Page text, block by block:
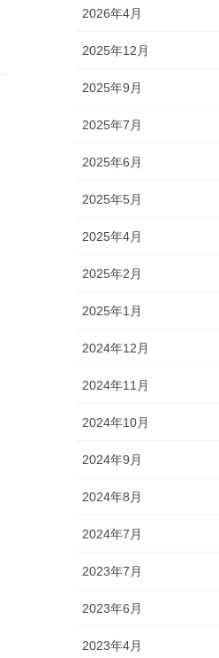
2026年4月
2025年12月
2025年9月
2025年7月
2025年6月
2025年5月
2025年4月
2025年2月
2025年1月
2024年12月
2024年11月
2024年10月
2024年9月
2024年8月
2024年7月
2023年7月
2023年6月
2023年4月